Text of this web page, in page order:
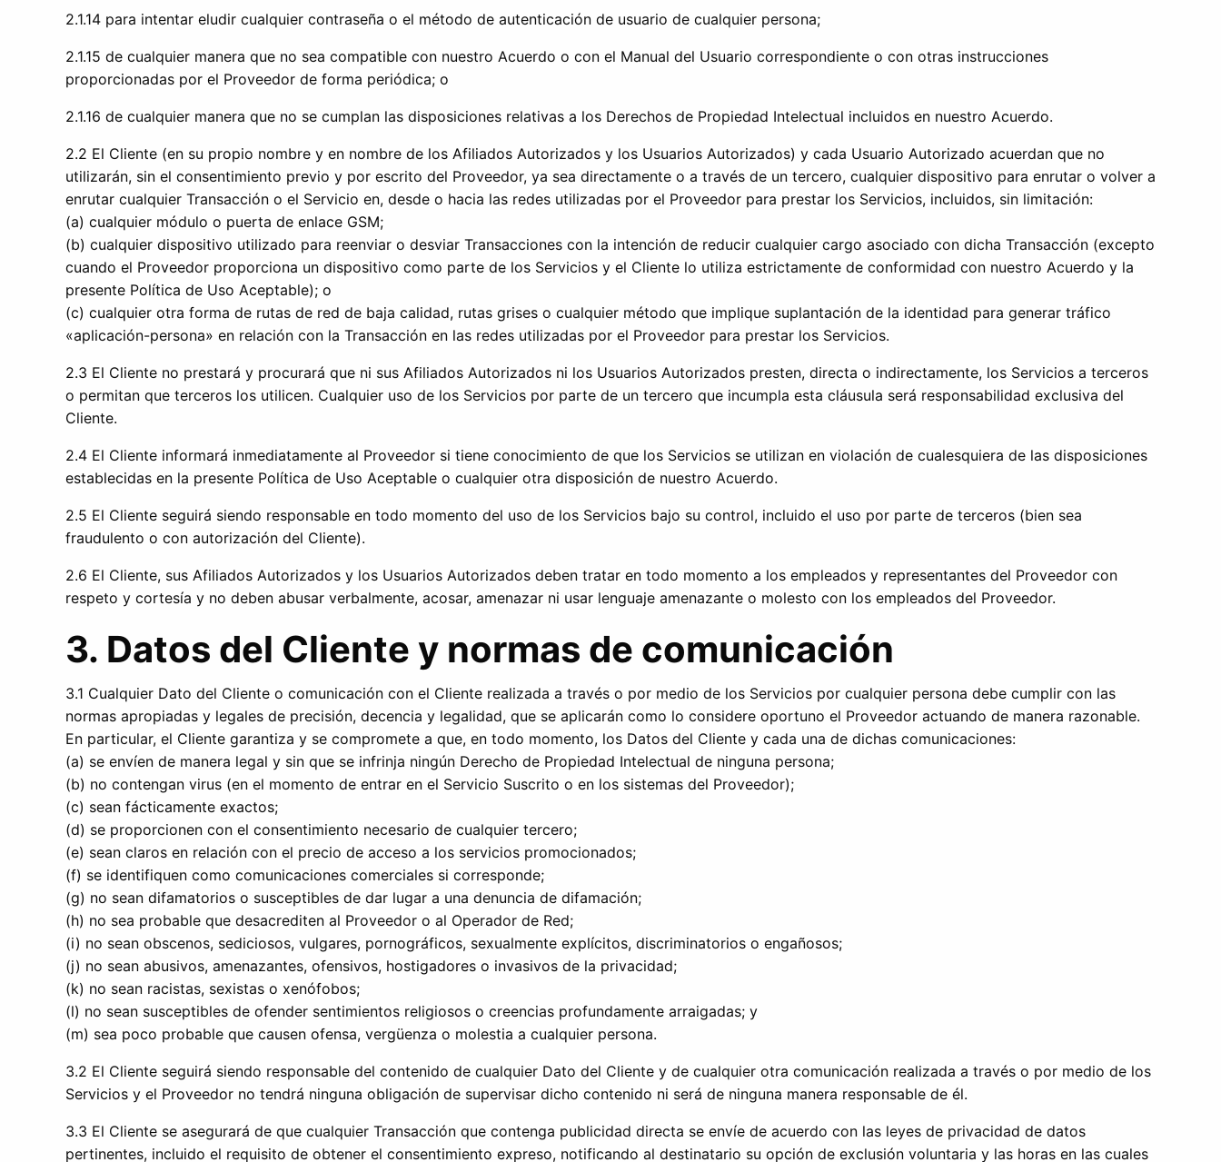
2.1.14 para intentar eludir cualquier contraseña o el método de autenticación de usuario de cualquier persona;
2.1.15 de cualquier manera que no sea compatible con nuestro Acuerdo o con el Manual del Usuario correspondiente o con otras instrucciones
proporcionadas por el Proveedor de forma periódica; o
2.1.16 de cualquier manera que no se cumplan las disposiciones relativas a los Derechos de Propiedad Intelectual incluidos en nuestro Acuerdo.
2.2 El Cliente (en su propio nombre y en nombre de los Afiliados Autorizados y los Usuarios Autorizados) y cada Usuario Autorizado acuerdan que no
utilizarán, sin el consentimiento previo y por escrito del Proveedor, ya sea directamente o a través de un tercero, cualquier dispositivo para enrutar o volver a
enrutar cualquier Transacción o el Servicio en, desde o hacia las redes utilizadas por el Proveedor para prestar los Servicios, incluidos, sin limitación:
(a) cualquier módulo o puerta de enlace GSM;
(b) cualquier dispositivo utilizado para reenviar o desviar Transacciones con la intención de reducir cualquier cargo asociado con dicha Transacción (excepto
cuando el Proveedor proporciona un dispositivo como parte de los Servicios y el Cliente lo utiliza estrictamente de conformidad con nuestro Acuerdo y la
presente Política de Uso Aceptable); o
(c) cualquier otra forma de rutas de red de baja calidad, rutas grises o cualquier método que implique suplantación de la identidad para generar tráfico
«aplicación-persona» en relación con la Transacción en las redes utilizadas por el Proveedor para prestar los Servicios.
2.3 El Cliente no prestará y procurará que ni sus Afiliados Autorizados ni los Usuarios Autorizados presten, directa o indirectamente, los Servicios a terceros
o permitan que terceros los utilicen. Cualquier uso de los Servicios por parte de un tercero que incumpla esta cláusula será responsabilidad exclusiva del
Cliente.
2.4 El Cliente informará inmediatamente al Proveedor si tiene conocimiento de que los Servicios se utilizan en violación de cualesquiera de las disposiciones
establecidas en la presente Política de Uso Aceptable o cualquier otra disposición de nuestro Acuerdo.
2.5 El Cliente seguirá siendo responsable en todo momento del uso de los Servicios bajo su control, incluido el uso por parte de terceros (bien sea
fraudulento o con autorización del Cliente).
2.6 El Cliente, sus Afiliados Autorizados y los Usuarios Autorizados deben tratar en todo momento a los empleados y representantes del Proveedor con
respeto y cortesía y no deben abusar verbalmente, acosar, amenazar ni usar lenguaje amenazante o molesto con los empleados del Proveedor.
3. Datos del Cliente y normas de comunicación
3.1 Cualquier Dato del Cliente o comunicación con el Cliente realizada a través o por medio de los Servicios por cualquier persona debe cumplir con las
normas apropiadas y legales de precisión, decencia y legalidad, que se aplicarán como lo considere oportuno el Proveedor actuando de manera razonable.
En particular, el Cliente garantiza y se compromete a que, en todo momento, los Datos del Cliente y cada una de dichas comunicaciones:
(a) se envíen de manera legal y sin que se infrinja ningún Derecho de Propiedad Intelectual de ninguna persona;
(b) no contengan virus (en el momento de entrar en el Servicio Suscrito o en los sistemas del Proveedor);
(c) sean fácticamente exactos;
(d) se proporcionen con el consentimiento necesario de cualquier tercero;
(e) sean claros en relación con el precio de acceso a los servicios promocionados;
(f) se identifiquen como comunicaciones comerciales si corresponde;
(g) no sean difamatorios o susceptibles de dar lugar a una denuncia de difamación;
(h) no sea probable que desacrediten al Proveedor o al Operador de Red;
(i) no sean obscenos, sediciosos, vulgares, pornográficos, sexualmente explícitos, discriminatorios o engañosos;
(j) no sean abusivos, amenazantes, ofensivos, hostigadores o invasivos de la privacidad;
(k) no sean racistas, sexistas o xenófobos;
(l) no sean susceptibles de ofender sentimientos religiosos o creencias profundamente arraigadas; y
(m) sea poco probable que causen ofensa, vergüenza o molestia a cualquier persona.
3.2 El Cliente seguirá siendo responsable del contenido de cualquier Dato del Cliente y de cualquier otra comunicación realizada a través o por medio de los
Servicios y el Proveedor no tendrá ninguna obligación de supervisar dicho contenido ni será de ninguna manera responsable de él.
3.3 El Cliente se asegurará de que cualquier Transacción que contenga publicidad directa se envíe de acuerdo con las leyes de privacidad de datos
pertinentes, incluido el requisito de obtener el consentimiento expreso, notificando al destinatario su opción de exclusión voluntaria y las horas en las cuales